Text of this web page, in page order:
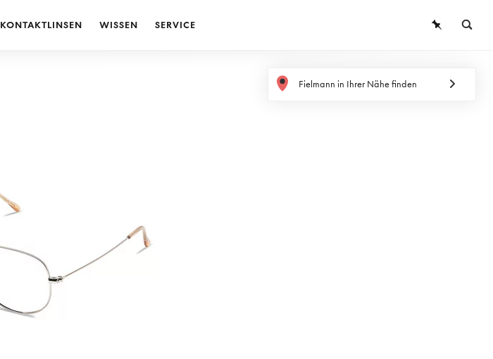
KONTAKTLINSEN WISSEN SERVICE
Fielmann in Ihrer Nähe finden